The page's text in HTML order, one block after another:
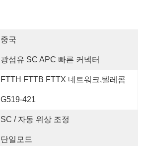
중국
광섬유 SC APC 빠른 커넥터
FTTH FTTB FTTX 네트워크,텔레콤
G519-421
SC / 자동 위상 조정
단일모드